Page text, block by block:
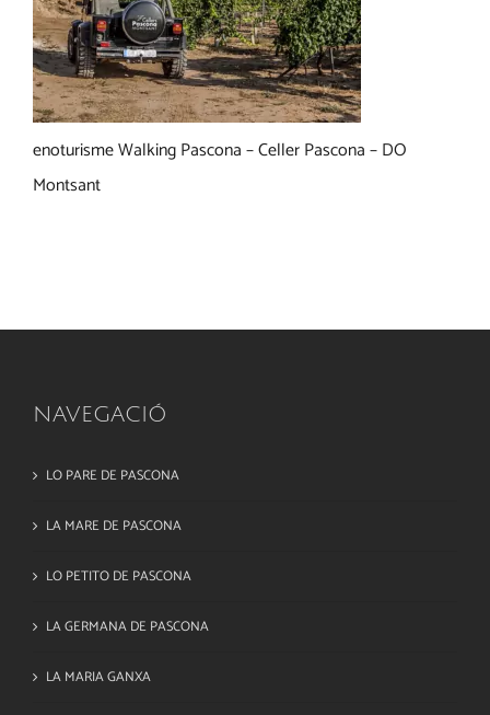
enoturisme Walking Pascona – Celler Pascona – DO
Montsant
NAVEGACIÓ
LO PARE DE PASCONA
LA MARE DE PASCONA
LO PETITO DE PASCONA
LA GERMANA DE PASCONA
LA MARIA GANXA